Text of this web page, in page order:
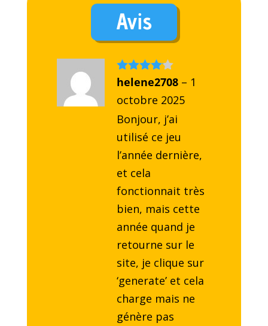
Avis
Note4
helene2708 – 1
octobre 2025
Bonjour, j’ai
utilisé ce jeu
l’année dernière,
et cela
fonctionnait très
bien, mais cette
année quand je
retourne sur le
site, je clique sur
‘generate’ et cela
charge mais ne
génère pas